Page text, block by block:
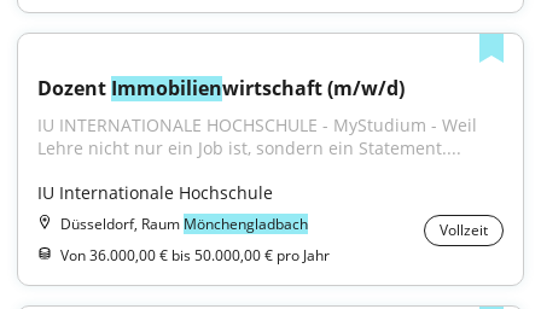
Dozent Immobilienwirtschaft (m/w/d)
IU INTERNATIONALE HOCHSCHULE - MyStudium - Weil
Lehre nicht nur ein Job ist, sondern ein Statement....
IU Internationale Hochschule
Düsseldorf, Raum Mönchengladbach
Vollzeit
Von 36.000,00 € bis 50.000,00 € pro Jahr